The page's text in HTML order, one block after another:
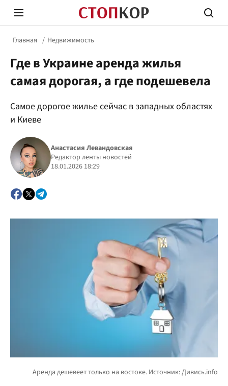
Стоп Политической Коррупции
Политика
Главная Недвижимость
Где в Украине аренда жилья
самая дорогая, а где подешевела
Самое дорогое жилье сейчас в западных областях
и Киеве
Анастасия Левандовская
Редактор ленты новостей
18.01.2026 18:29